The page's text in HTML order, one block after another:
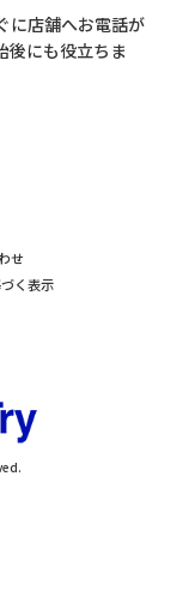
に店舗へお電話が
後にも役立ちま
せ
く表示